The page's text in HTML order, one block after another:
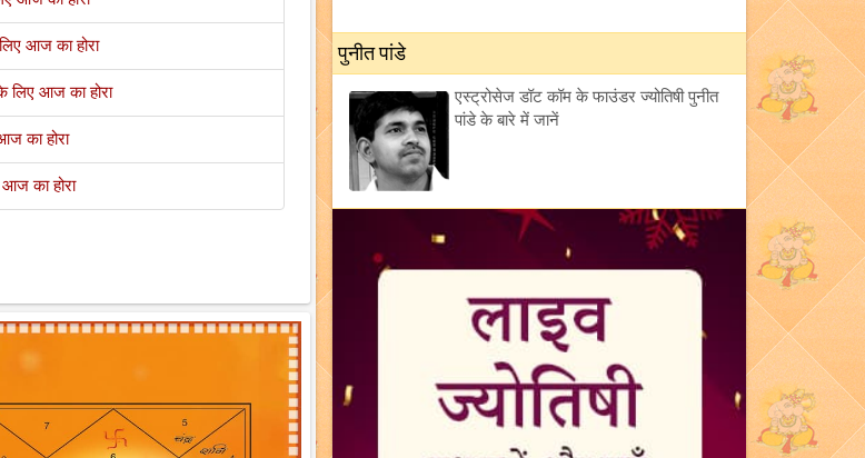
आज का होरा
लिए आज का होरा
का होरा
का होरा
पुनीत पांडे
एस्ट्रोसेज डॉट कॉम के फाउंडर ज्योतिषी पुनीत
पांडे के बारे में जानें